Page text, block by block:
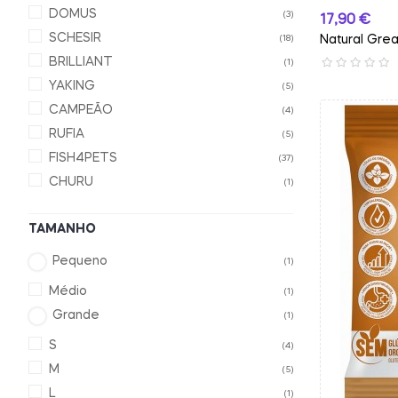
DOMUS (3)
SCHESIR (18)
BRILLIANT (1)
YAKING (5)
CAMPEÃO (4)
RUFIA (5)
FISH4PETS (37)
CHURU (1)
TAMANHO
Pequeno (1)
Médio (1)
Grande (1)
S (4)
M (5)
L (1)
Preço
17,90 €
Natural